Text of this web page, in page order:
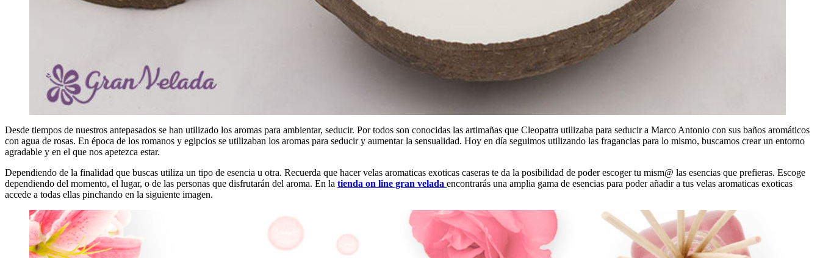
Desde tiempos de nuestros antepasados se han utilizado los aromas para ambientar, seducir. Por todos son conocidas las artimañas que Cleopatra utilizaba para seducir a Marco Antonio con sus baños aromáticos
con agua de rosas. En época de los romanos y egipcios se utilizaban los aromas para seducir y aumentar la sensualidad. Hoy en día seguimos utilizando las fragancias para lo mismo, buscamos crear un entorno
agradable y en el que nos apetezca estar.
Dependiendo de la finalidad que buscas utiliza un tipo de esencia u otra. Recuerda que hacer velas aromaticas exoticas caseras te da la posibilidad de poder escoger tu mism@ las esencias que prefieras. Escoge
dependiendo del momento, el lugar, o de las personas que disfrutarán del aroma. En la tienda on line gran velada encontrarás una amplia gama de esencias para poder añadir a tus velas aromaticas exoticas
accede a todas ellas pinchando en la siguiente imagen.